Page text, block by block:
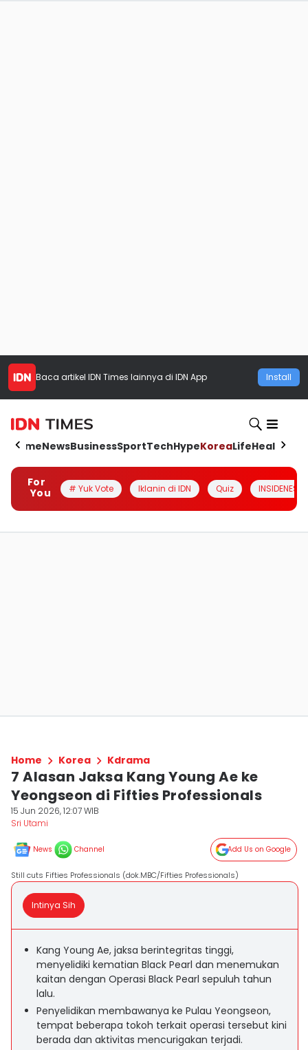
Baca artikel IDN Times lainnya di IDN App Install
HomeNewsBusinessSportTechHypeKoreaLifeHealth
For
You
# Yuk Vote Iklanin di IDN Quiz INSIDENESIA
Home Korea Kdrama
7 Alasan Jaksa Kang Young Ae ke
Yeongseon di Fifties Professionals
15 Jun 2026, 12:07 WIB
Sri Utami
News Channel Add Us on Google
Still cuts Fifties Professionals (dok.MBC/Fifties Professionals)
Intinya Sih
Kang Young Ae, jaksa berintegritas tinggi,
menyelidiki kematian Black Pearl dan menemukan
kaitan dengan Operasi Black Pearl sepuluh tahun
lalu.
Penyelidikan membawanya ke Pulau Yeongseon,
tempat beberapa tokoh terkait operasi tersebut kini
berada dan aktivitas mencurigakan terjadi.